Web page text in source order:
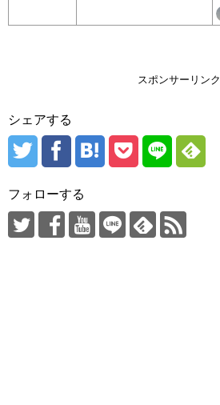
スポンサーリンク
シェアする
フォローする